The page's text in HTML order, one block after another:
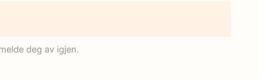
deg av igjen.